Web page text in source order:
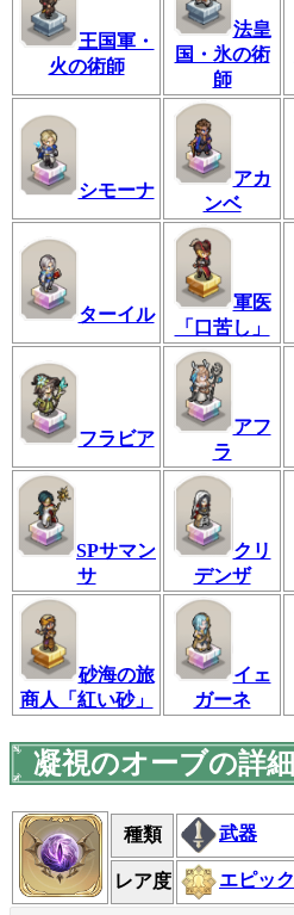
王国軍・
火の術師
法皇
国・氷の術
師
シモーナ
アカ
ンベ
ターイル
軍医
「口苦し」
フラビア
アフ
ラ
SPサマン
サ
クリ
デンザ
砂海の旅
商人「紅い砂」
イェ
ガーネ
凝視のオーブの詳細
種類 武器
レア度 エピック